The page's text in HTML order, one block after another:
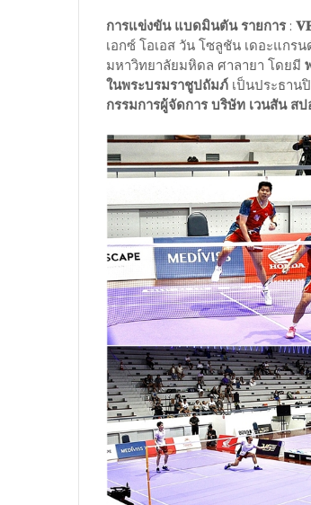
การแข่งขัน แบดมินตัน รายการ:
เอกซ์ โอเอส วัน โซลูชัน เดอะแกร
มหาวิทยาลัยมหิดล ศาลายา โดยมี
ในพระบรมราชูปถัมภ์ เป็นประธาน
กรรมการผู้จัดการ บริษัท เวนสัน ส